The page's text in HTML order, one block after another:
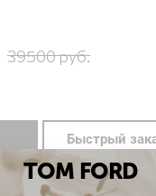
39500 руб.
Быстрый
TOM FORD